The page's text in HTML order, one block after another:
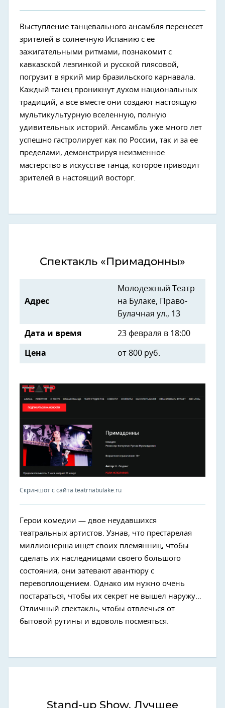
Выступление танцевального ансамбля перенесет
зрителей в солнечную Испанию с ее
зажигательными ритмами, познакомит с
кавказской лезгинкой и русской плясовой,
погрузит в яркий мир бразильского карнавала.
Каждый танец проникнут духом национальных
традиций, а все вместе они создают настоящую
мультикультурную вселенную, полную
удивительных историй. Ансамбль уже много лет
успешно гастролирует как по России, так и за ее
пределами, демонстрируя неизменное
мастерство в искусстве танца, которое приводит
зрителей в настоящий восторг.
Спектакль «Примадонны»
Адрес
Молодежный Театр
на Булаке, Право-
Булачная ул., 13
Дата и время 23 февраля в 18:00
Цена от 800 руб.
Скриншот с сайта teatrnabulake.ru
Герои комедии — двое неудавшихся
театральных артистов. Узнав, что престарелая
миллионерша ищет своих племянниц, чтобы
сделать их наследницами своего большого
состояния, они затевают авантюру с
перевоплощением. Однако им нужно очень
постараться, чтобы их секрет не вышел наружу…
Отличный спектакль, чтобы отвлечься от
бытовой рутины и вдоволь посмеяться.
Stand-up Show. Лучшее